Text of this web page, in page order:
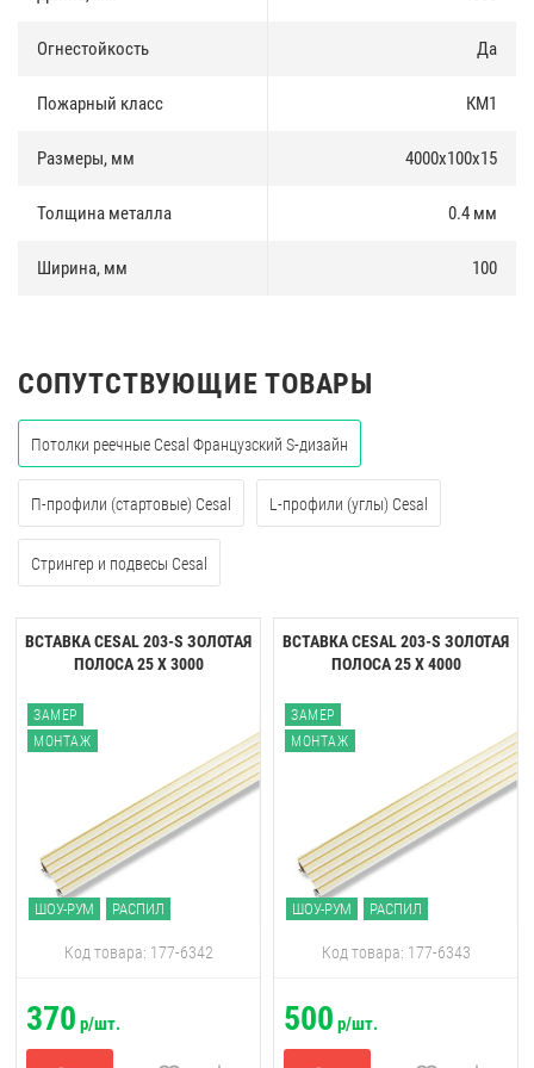
Огнестойкость Да
Пожарный класс КМ1
Размеры, мм 4000х100х15
Толщина металла 0.4 мм
Ширина, мм 100
СОПУТСТВУЮЩИЕ ТОВАРЫ
Потолки реечные Cesal Французский S-дизайн
П-профили (стартовые) Cesal L-профили (углы) Cesal
Стрингер и подвесы Cesal
ВСТАВКА CESAL 203-S ЗОЛОТАЯ
ПОЛОСА 25 Х 3000
ЗАМЕР
МОНТАЖ
ШОУ-РУМ РАСПИЛ
Код товара: 177-6342
370 р/шт.
ВСТАВКА CESAL 203-S ЗОЛОТАЯ
ПОЛОСА 25 Х 4000
ЗАМЕР
МОНТАЖ
ШОУ-РУМ РАСПИЛ
Код товара: 177-6343
500 р/шт.